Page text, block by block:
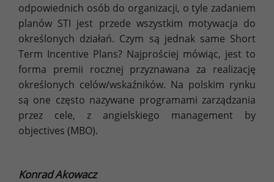
odpowiednich osób do organizacji, o tyle zadaniem
planów STI jest przede wszystkim motywacja do
określonych działań. Czym są jednak same Short
Term Incentive Plans? Najprościej mówiąc, jest to
forma premii rocznej przyznawana za realizację
określonych celów/wskaźników. Na polskim rynku
są one często nazywane programami zarządzania
przez cele, z angielskiego management by
objectives (MBO).
Konrad Akowacz